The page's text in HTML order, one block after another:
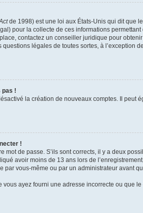
de 1998) est une loi aux États-Unis qui dit que
pour la collecte de ces informations
contactez un conseiller juridique pour
légales de toutes sortes, à
pas !
la création de nouveaux comptes. Il
!
mot de passe. S’ils sont corrects, il y a deux
avoir moins de 13 ans lors de
vous-même ou par un administrateur avant
ayez fourni une adresse incorrecte ou que